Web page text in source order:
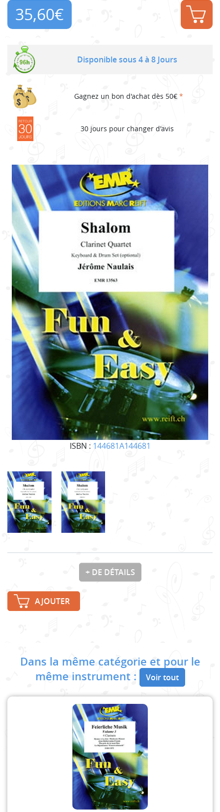
ISBN : 144681A144681
35,60€
Disponible sous 4 à 8 Jours
Gagnez un bon d'achat dès 50€ *
30 jours pour changer d'avis
+ DE DÉTAILS
AJOUTER
Dans la même catégorie et pour le
même instrument :
Voir tout